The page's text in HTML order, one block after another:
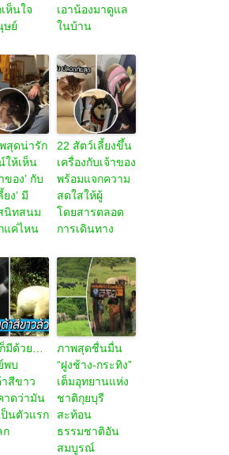
ห็นใจ
ษย์
เอาน้องมาดูแล
ในบ้าน
สุดน่ารัก
ให้เห็น
ของ’ กับ
ยง’ มี
นิทสนม
แค่ไหน
22 สัตว์เลี้ยงขึ้น
เครื่องกับเจ้าของ
พร้อมแจกความ
สดใสให้ผู้
โดยสารตลอด
การเดินทาง
มีด้วย…
พบ
สีขาว
าดว่ามัน
ป็นตัวแรก
ก
ภาพสุดชื่นมื่น
“ฝูงช้าง-กระทิง”
เต็มอุทยานแห่ง
ชาติกุยบุรี
สะท้อน
ธรรมชาติอัน
สมบูรณ์